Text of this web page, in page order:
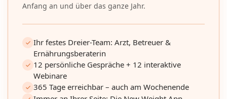
Anfang an und über das ganze Jahr.
Ihr festes Dreier-Team: Arzt, Betreuer &
Ernährungsberaterin
12 persönliche Gespräche + 12 interaktive
Webinare
365 Tage erreichbar – auch am Wochenende